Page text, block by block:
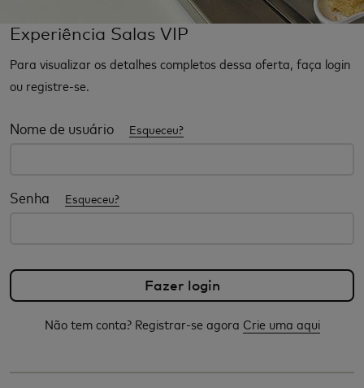
Experiência Salas VIP
Para visualizar os detalhes completos dessa oferta, faça login
ou registre-se.
Nome de usuário Esqueceu?
Senha Esqueceu?
Não tem conta? Registrar-se agora Crie uma aqui